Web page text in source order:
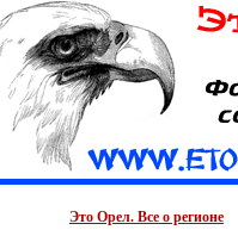
Это Орел. Все о регионе